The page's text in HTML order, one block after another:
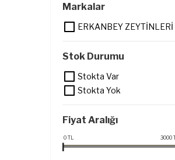
Markalar
ERKANBEY ZEYTİNLERİ
Stok Durumu
Stokta Var
Stokta Yok
Fiyat Aralığı
0TL 3000